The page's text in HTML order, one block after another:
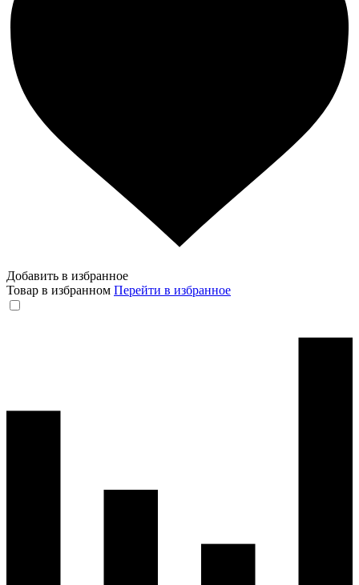
Добавить в избранное
Товар в избранном Перейти в избранное